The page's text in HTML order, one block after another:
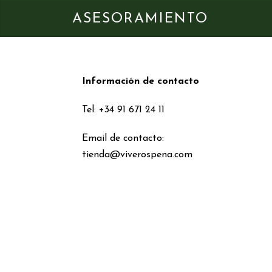
ASESORAMIENTO
Información de contacto
Tel: +34 91 671 24 11
Email de contacto:
tienda@viverospena.com